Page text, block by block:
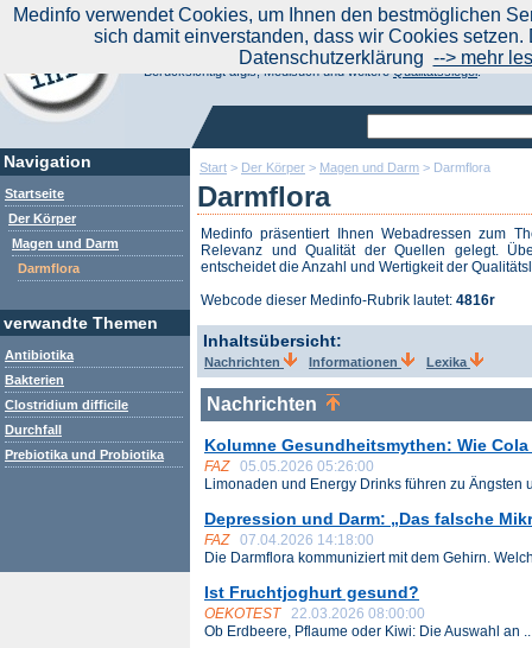
Start > Der Körper > Magen und Darm > Darmflora
Darmflora
Medinfo präsentiert Ihnen Webadressen zum
Relevanz und Qualität der Quellen gelegt.
entscheidet die Anzahl und Wertigkeit der
Webcode dieser Medinfo-Rubrik lautet: 4816r
Inhaltsübersicht:
Nachrichten Informationen Lexika
Nachrichten
Kolumne Gesundheitsmythen: Wie
FAZ
05.05.2026 05:26:00
Limonaden und Energy Drinks führen zu Ängsten
Depression und Darm: „Das falsche
FAZ
07.04.2026 14:18:00
Die Darmflora kommuniziert mit dem Gehirn.
Ist Fruchtjoghurt gesund?
OEKOTEST
22.03.2026 08:00:00
Ob Erdbeere, Pflaume oder Kiwi: Die Auswahl an
Navigation
Startseite
Der Körper
Magen und Darm
Darmflora
verwandte Themen
Antibiotika
Bakterien
Clostridium difficile
Durchfall
Prebiotika und Probiotika
Aktuelle Nachrichten|
Suchen Sie noch oder Finden Sie schon?
Medinfo.de - Meta-Portal für Gesundheitsthemen
Berücksichtigt afgis, Medisuch und weitereQualitätssiegel.
Medinfo verwendet Cookies, um Ihnen den bestmöglichen
sich damit einverstanden, dass wir Cookies
Datenschutzerklärung --> mehr